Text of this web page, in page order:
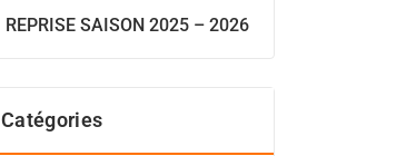
REPRISE SAISON 2025 – 2026
Catégories